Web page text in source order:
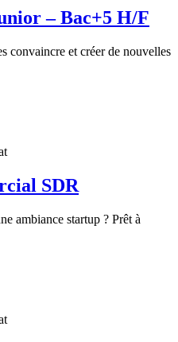
– Bac+5 H/F
convaincre et créer de nouvelles
SDR
ambiance startup ? Prêt à